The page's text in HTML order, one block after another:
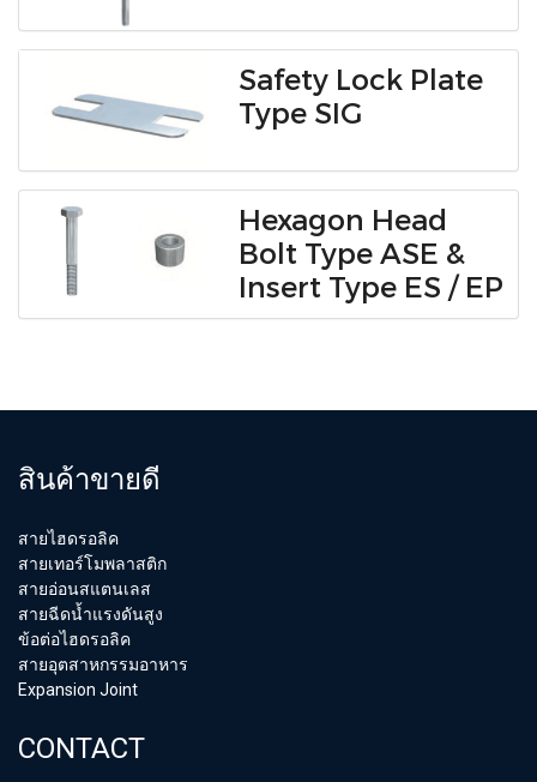
Safety Lock Plate
Type SIG
Hexagon Head
Bolt Type ASE &
Insert Type ES / EP
สินค้าขายดี
สายไฮดรอลิค
สายเทอร์โมพลาสติก
สายอ่อนสแตนเลส
สายฉีดน้ำแรงดันสูง
ข้อต่อไฮดรอลิค
สายอุตสาหกรรมอาหาร
Expansion Joint
CONTACT